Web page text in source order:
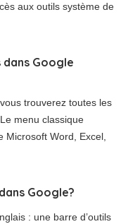
aux outils système de
Google
trouverez toutes les
menu classique
Microsoft Word, Excel,
Google?
: une barre d’outils